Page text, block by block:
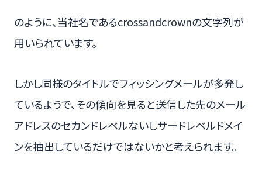
のように、当社名であるcrossandcrownの文字列が
用いられています。
しかし同様のタイトルでフィッシングメールが多発し
ているようで、その傾向を見ると送信した先のメール
アドレスのセカンドレベルないしサードレベルドメイ
ンを抽出しているだけではないかと考えられます。